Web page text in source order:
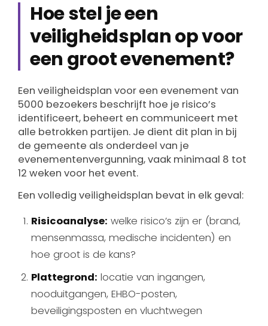
Hoe stel je een
veiligheidsplan op voor
een groot evenement?
Een veiligheidsplan voor een evenement van
5000 bezoekers beschrijft hoe je risico’s
identificeert, beheert en communiceert met
alle betrokken partijen. Je dient dit plan in bij
de gemeente als onderdeel van je
evenementenvergunning, vaak minimaal 8 tot
12 weken voor het event.
Een volledig veiligheidsplan bevat in elk geval:
Risicoanalyse: welke risico’s zijn er (brand,
mensenmassa, medische incidenten) en
hoe groot is de kans?
Plattegrond: locatie van ingangen,
nooduitgangen, EHBO-posten,
beveiligingsposten en vluchtwegen